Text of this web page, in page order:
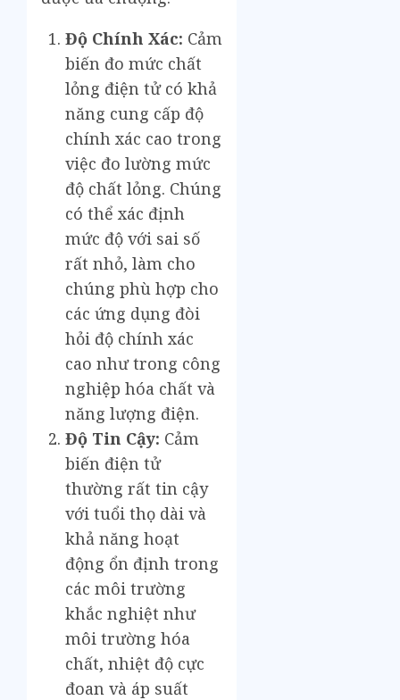
Độ Chính Xác: Cảm
biến đo mức chất
lỏng điện tử có khả
năng cung cấp độ
chính xác cao trong
việc đo lường mức
độ chất lỏng. Chúng
có thể xác định
mức độ với sai số
rất nhỏ, làm cho
chúng phù hợp cho
các ứng dụng đòi
hỏi độ chính xác
cao như trong công
nghiệp hóa chất và
năng lượng điện.
Độ Tin Cậy: Cảm
biến điện tử
thường rất tin cậy
với tuổi thọ dài và
khả năng hoạt
động ổn định trong
các môi trường
khắc nghiệt như
môi trường hóa
chất, nhiệt độ cực
đoan và áp suất